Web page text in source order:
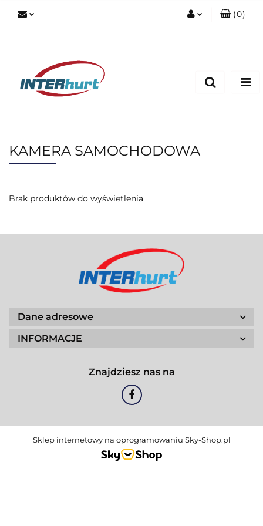
(0)
KAMERA SAMOCHODOWA
Brak produktów do wyświetlenia
Dane adresowe
INFORMACJE
Znajdziesz nas na
Sklep internetowy na oprogramowaniu Sky-Shop.pl